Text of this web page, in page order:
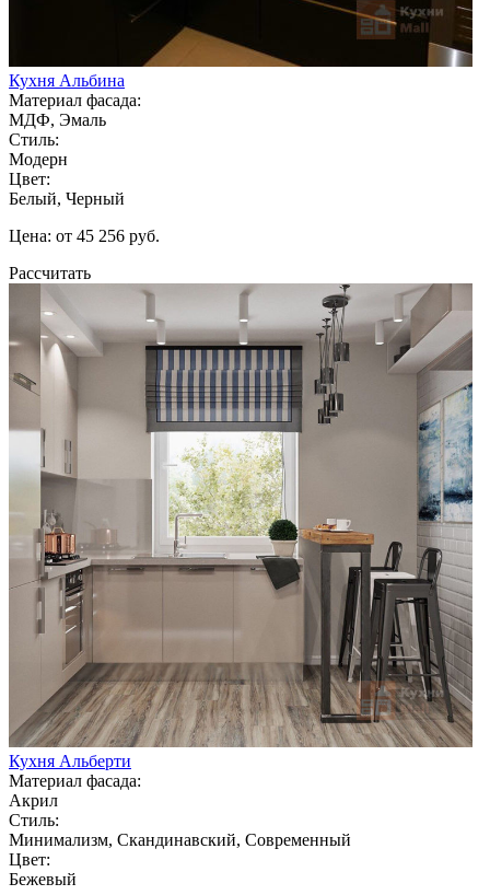
Кухня Альбина
Материал фасада:
МДФ, Эмаль
Стиль:
Модерн
Цвет:
Белый, Черный
Цена: от 45 256 руб.
Рассчитать
Кухня Альберти
Материал фасада:
Акрил
Стиль:
Минимализм, Скандинавский, Современный
Цвет:
Бежевый